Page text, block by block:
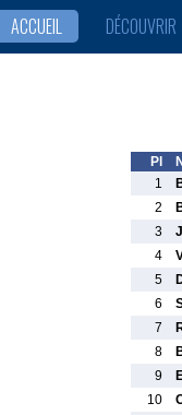
ACCUEIL DÉCOUVRIR
Pl
1
2
3
4
5
6
7
8
9
10